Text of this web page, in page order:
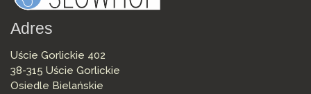
Adres
Uście Gorlickie 402
38-315 Uście Gorlickie
Osiedle Bielańskie